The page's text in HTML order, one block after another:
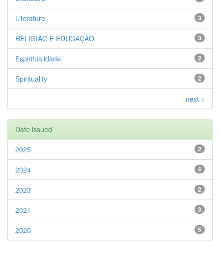
3
Literature
3
RELIGIÃO E EDUCAÇÃO
2
Espiritualidade
2
Spirituality
next >
Date issued
2
2025
4
2024
2
2023
3
2021
5
2020